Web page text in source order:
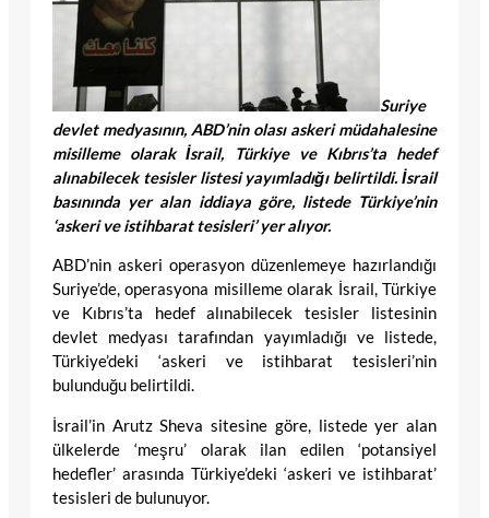
Suriye
devlet medyasının, ABD’nin olası askeri müdahalesine
misilleme olarak İsrail, Türkiye ve Kıbrıs’ta hedef
alınabilecek tesisler listesi yayımladığı belirtildi. İsrail
basınında yer alan iddiaya göre, listede Türkiye’nin
‘askeri ve istihbarat tesisleri’ yer alıyor.
ABD’nin askeri operasyon düzenlemeye hazırlandığı
Suriye’de, operasyona misilleme olarak İsrail, Türkiye
ve Kıbrıs’ta hedef alınabilecek tesisler listesinin
devlet medyası tarafından yayımladığı ve listede,
Türkiye’deki ‘askeri ve istihbarat tesisleri’nin
bulunduğu belirtildi.
İsrail’in Arutz Sheva sitesine göre, listede yer alan
ülkelerde ‘meşru’ olarak ilan edilen ‘potansiyel
hedefler’ arasında Türkiye’deki ‘askeri ve istihbarat’
tesisleri de bulunuyor.